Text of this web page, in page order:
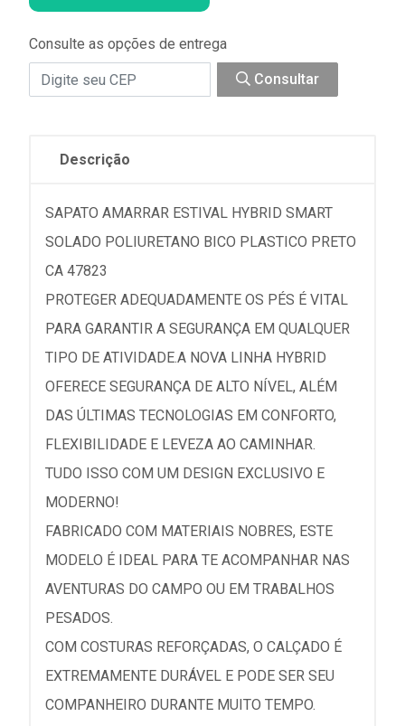
Consulte as opções de entrega
Consultar
Descrição
SAPATO AMARRAR ESTIVAL HYBRID SMART
SOLADO POLIURETANO BICO PLASTICO PRETO
CA 47823
PROTEGER ADEQUADAMENTE OS PÉS É VITAL
PARA GARANTIR A SEGURANÇA EM QUALQUER
TIPO DE ATIVIDADE.A NOVA LINHA HYBRID
OFERECE SEGURANÇA DE ALTO NÍVEL, ALÉM
DAS ÚLTIMAS TECNOLOGIAS EM CONFORTO,
FLEXIBILIDADE E LEVEZA AO CAMINHAR.
TUDO ISSO COM UM DESIGN EXCLUSIVO E
MODERNO!
FABRICADO COM MATERIAIS NOBRES, ESTE
MODELO É IDEAL PARA TE ACOMPANHAR NAS
AVENTURAS DO CAMPO OU EM TRABALHOS
PESADOS.
COM COSTURAS REFORÇADAS, O CALÇADO É
EXTREMAMENTE DURÁVEL E PODE SER SEU
COMPANHEIRO DURANTE MUITO TEMPO.